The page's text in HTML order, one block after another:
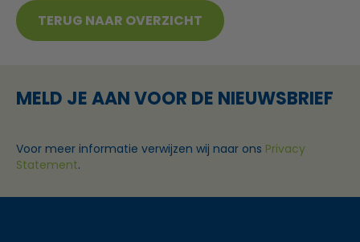
TERUG NAAR OVERZICHT
MELD JE AAN VOOR DE NIEUWSBRIEF
Voor meer informatie verwijzen wij naar ons Privacy
Statement.